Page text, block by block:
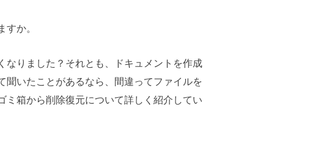
か。
なりました？それとも、ドキュメントを作成
聞いたことがあるなら、間違ってファイルを
箱から削除復元について詳しく紹介してい